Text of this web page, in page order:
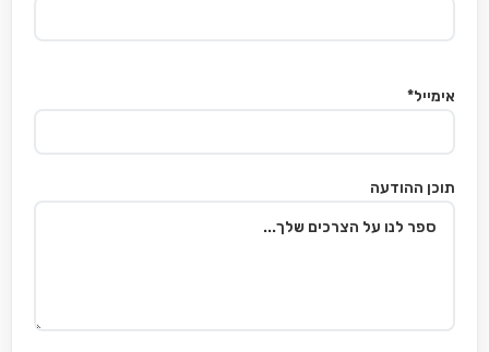
אימייל*
תוכן ההודעה